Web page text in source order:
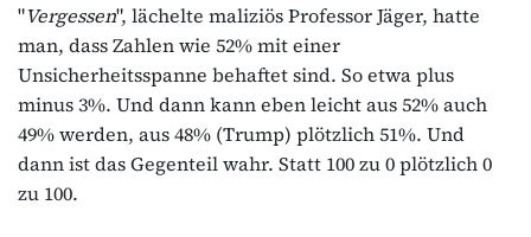
"Vergessen", lächelte maliziös Professor Jäger, hatte
man, dass Zahlen wie 52% mit einer
Unsicherheitsspanne behaftet sind. So etwa plus
minus 3%. Und dann kann eben leicht aus 52% auch
49% werden, aus 48% (Trump) plötzlich 51%. Und
dann ist das Gegenteil wahr. Statt 100 zu 0 plötzlich 0
zu 100.